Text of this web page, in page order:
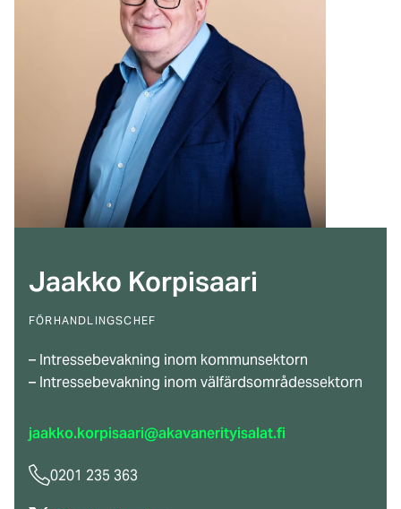
Jaakko Korpisaari
FÖRHANDLINGSCHEF
– Intressebevakning inom kommunsektorn
– Intressebevakning inom välfärdsområdessektorn
jaakko.korpisaari@akavanerityisalat.fi
0201 235 363